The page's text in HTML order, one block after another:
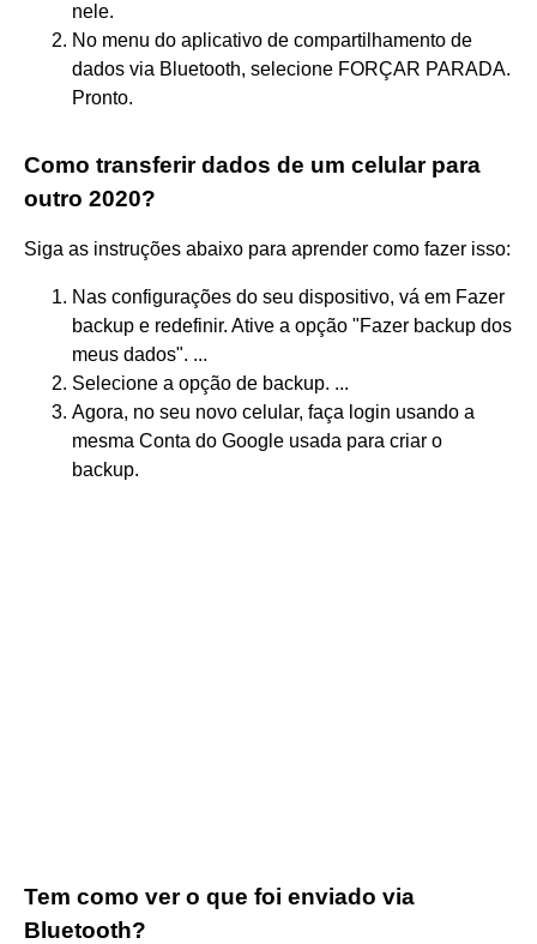
nele.
No menu do aplicativo de compartilhamento de
dados via Bluetooth, selecione FORÇAR PARADA.
Pronto.
Como transferir dados de um celular para
outro 2020?
Siga as instruções abaixo para aprender como fazer isso:
Nas configurações do seu dispositivo, vá em Fazer
backup e redefinir. Ative a opção "Fazer backup dos
meus dados". ...
Selecione a opção de backup. ...
Agora, no seu novo celular, faça login usando a
mesma Conta do Google usada para criar o
backup.
Tem como ver o que foi enviado via
Bluetooth?